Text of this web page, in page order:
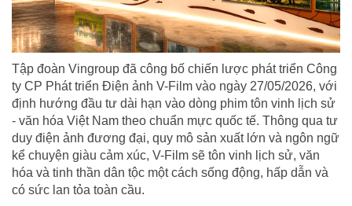
Tập đoàn Vingroup đã công bố chiến lược phát triển Công
ty CP Phát triển Điện ảnh V-Film vào ngày 27/05/2026, với
định hướng đầu tư dài hạn vào dòng phim tôn vinh lịch sử
- văn hóa Việt Nam theo chuẩn mực quốc tế. Thông qua tư
duy điện ảnh đương đại, quy mô sản xuất lớn và ngôn ngữ
kể chuyện giàu cảm xúc, V-Film sẽ tôn vinh lịch sử, văn
hóa và tinh thần dân tộc một cách sống động, hấp dẫn và
có sức lan tỏa toàn cầu.